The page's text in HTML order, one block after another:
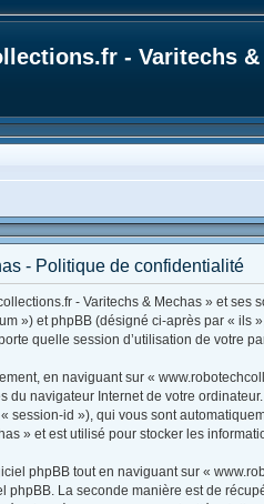
- Varitechs &
- Politique de confidentialité
- Varitechs & Mechas » et
») et phpBB (désigné ci-après par «
quelle session d’utilisation de votre
en naviguant sur «
navigateur Internet de votre
session-id »), qui vous sont
» et est utilisé pour stocker les
phpBB tout en naviguant sur «
La seconde manière est de